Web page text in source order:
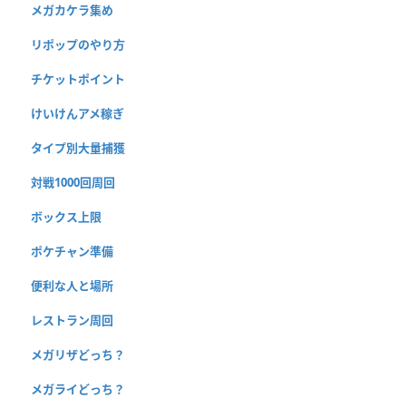
メガカケラ集め
リポップのやり方
チケットポイント
けいけんアメ稼ぎ
タイプ別大量捕獲
対戦1000回周回
ボックス上限
ポケチャン準備
便利な人と場所
レストラン周回
メガリザどっち？
メガライどっち？